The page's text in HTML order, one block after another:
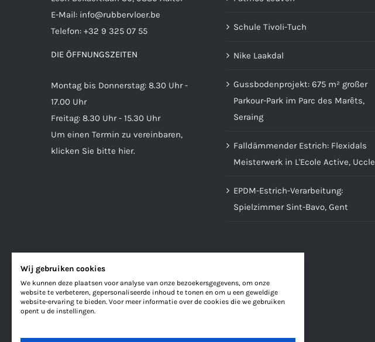
E-Mail: info@rubbervloer.be
Telefon: +32 9 325 07 55
DIE ÖFFNUNGSZEITEN
Montag bis Donnerstag: 8.30 Uhr -
17.00 Uhr
Freitag: 8.30 Uhr - 15.30 Uhr
Um einen Termin zu vereinbaren,
klicken Sie bitte hier.
Schule Tivoli-Tuch
Nike Laakdal
Gussbodenprojekt: 675 m² großer
Parkour-Park im Parc des Marêts,
Seraing
Falldämmender Estrich: Flexidals
Meisterwerk in L'Ecole Active, Uccle
EPDM-Estrich-Verarbeitung:
Spielzimmer Sint-Bavo, Gent
Wij gebruiken cookies
We kunnen deze plaatsen voor analyse van onze bezoekersgegevens, om onze
website te verbeteren, gepersonaliseerde inhoud te tonen en om u een geweldige
website-ervaring te bieden. Voor meer informatie over de cookies die we gebruiken
opent u de instellingen.